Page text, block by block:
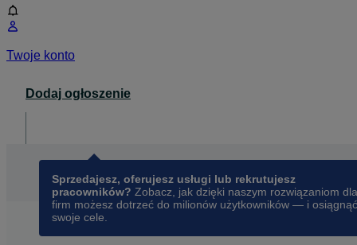
Twoje konto
Dodaj ogłoszenie
Sprzedajesz, oferujesz usługi lub rekrutujesz
pracowników? Zobacz, jak dzięki naszym rozwiązaniom dla
firm możesz dotrzeć do milionów użytkowników — i osiągnąć
swoje cele.